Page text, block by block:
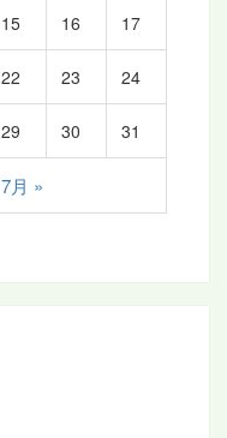
7月 »
15 16 17
22 23 24
29 30 31